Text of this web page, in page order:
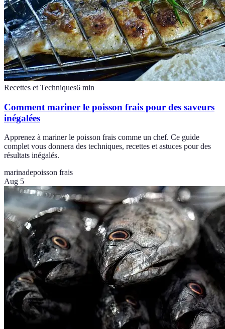
Recettes et Techniques6 min
Comment mariner le poisson frais pour des saveurs
inégalées
Apprenez à mariner le poisson frais comme un chef. Ce guide
complet vous donnera des techniques, recettes et astuces pour des
résultats inégalés.
marinadepoisson frais
Aug 5